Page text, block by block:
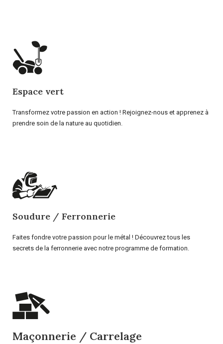
Espace vert
Transformez votre passion en action ! Rejoignez-nous et apprenez à
prendre soin de la nature au quotidien.
Soudure / Ferronnerie
Faites fondre votre passion pour le métal ! Découvrez tous les
secrets de la ferronnerie avec notre programme de formation.
Maçonnerie / Carrelage